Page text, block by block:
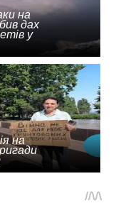
на
дах
у
на